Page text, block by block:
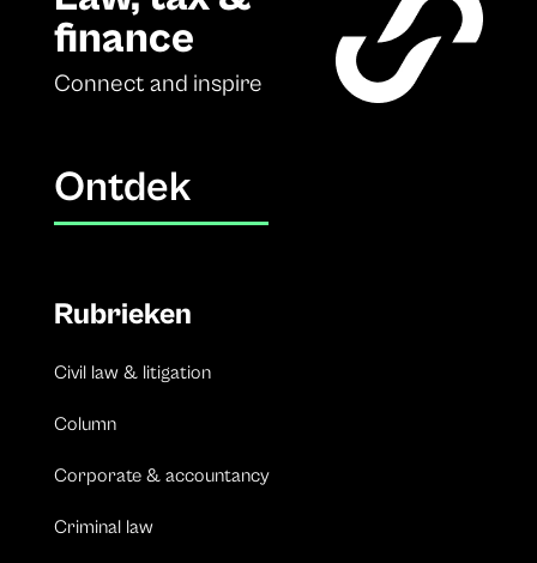
finance
Connect and inspire
Ontdek
Rubrieken
Civil law & litigation
Column
Corporate & accountancy
Criminal law